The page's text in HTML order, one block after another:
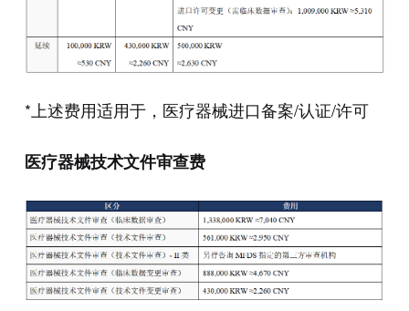
*上述费用适用于，医疗器械进口备案/认证/许可
医疗器械技术文件审查费